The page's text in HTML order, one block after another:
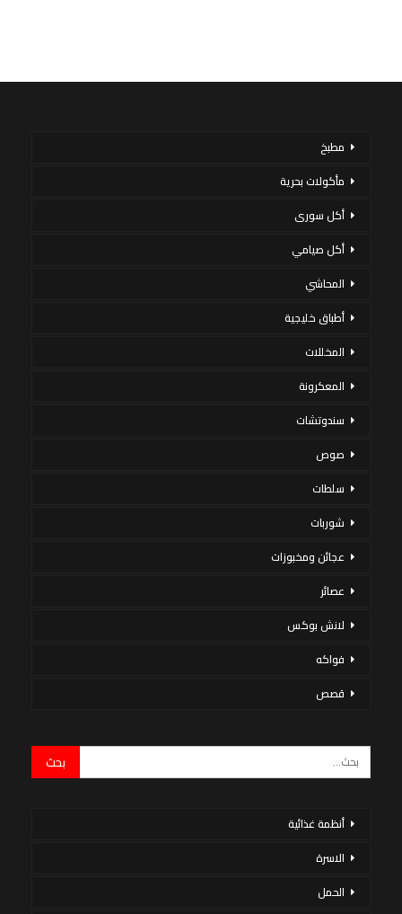
مطبخ
مأكولات بحرية
أكل سورى
أكل صيامي
المحاشي
أطباق خليجية
المخللات
المعكرونة
سندوتشات
صوص
سلطات
شوربات
عجائن ومخبوزات
عصائر
لانش بوكس
فواكه
قصص
أنظمة غذائية
الاسرة
الحمل